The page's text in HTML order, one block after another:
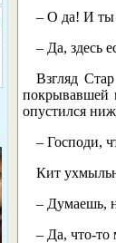
– О да! И ты
– Да, здесь
Взгляд
покрывавшей
опустился
– Господи,
Кит
– Думаешь,
– Да, что-то